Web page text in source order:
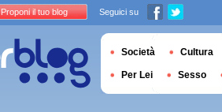
Proponi il tuo blog Seguici su
Società Cultura
Per Lei Sesso